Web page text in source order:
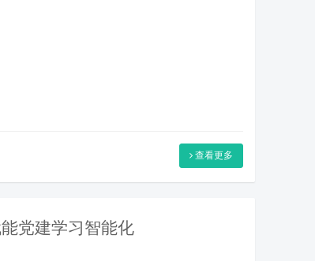
查看更多
党建学习智能化